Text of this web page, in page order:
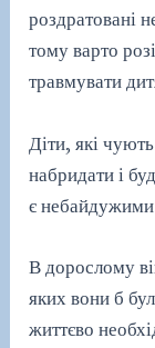
роздратовані
тому варто
травмувати
Діти, які
набридати і
є небайдужими
В дорослому
яких вони б
життєво